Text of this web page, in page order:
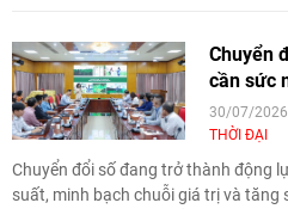
Chuyển
cần sức
30/07/
THỜI ĐẠI
Chuyển đổi số đang trở thành động
suất, minh bạch chuỗi giá trị và tăng